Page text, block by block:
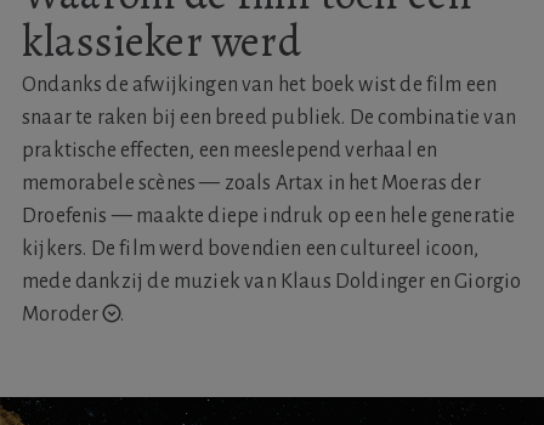
klassieker werd
Ondanks de afwijkingen van het boek wist de film een
snaar te raken bij een breed publiek. De combinatie van
praktische effecten, een meeslepend verhaal en
memorabele scènes — zoals Artax in het Moeras der
Droefenis — maakte diepe indruk op een hele generatie
kijkers. De film werd bovendien een cultureel icoon,
mede dankzij de muziek van Klaus Doldinger en Giorgio
Moroder
.